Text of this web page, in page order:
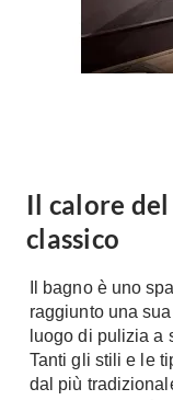
Piccoli
Soggiorno
Mobili
Librerie
Vetrine
Pareti
Il calore
classico
Il bagno è uno
raggiunto una
luogo di pulizia a
Tanti gli stili e le
dal più